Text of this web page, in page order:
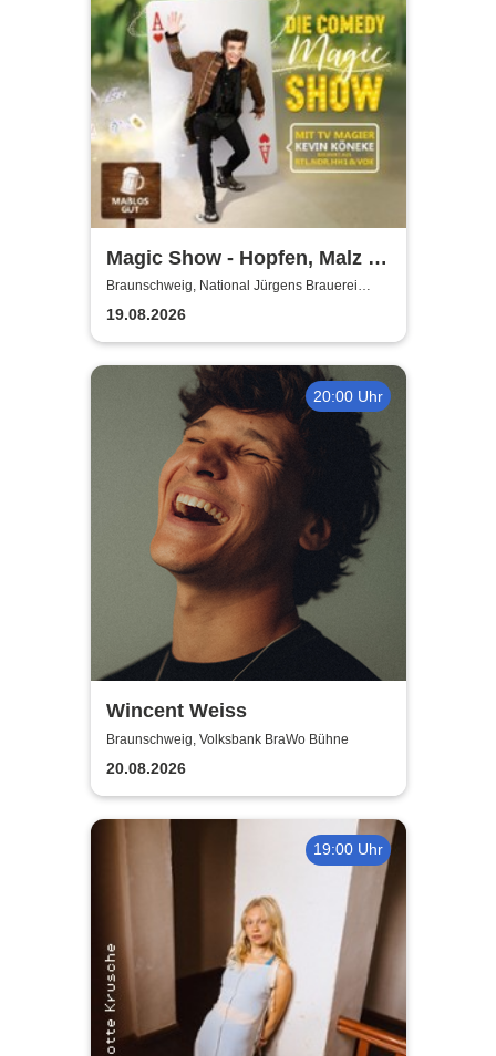
Magic Show - Hopfen, Malz &
Wunder - Kevin Köneke
Braunschweig, National Jürgens Brauerei
GmbH
19.08.2026
20:00 Uhr
Wincent Weiss
Braunschweig, Volksbank BraWo Bühne
20.08.2026
19:00 Uhr